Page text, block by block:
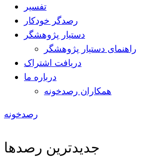
تفسیر
رصدگر خودکار
دستیار پژوهشگر
راهنمای دستیار پژوهشگر
دریافت اشتراک
درباره ما
همکاران رصدخونه
رصدخونه
جدیدترین رصدها